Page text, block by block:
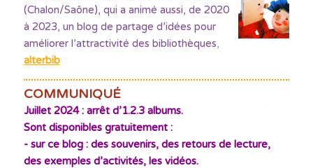
(Chalon/Saône), qui a animé aussi, de 2020
à 2023, un blog de partage d’idées pour
améliorer l’attractivité des bibliothèques,
alterbib
COMMUNIQUÉ
Juillet 2024 : arrêt d’1.2.3 albums.
Sont disponibles gratuitement :
- sur ce blog : des souvenirs, des retours de lecture,
des exemples d’activités, les vidéos.